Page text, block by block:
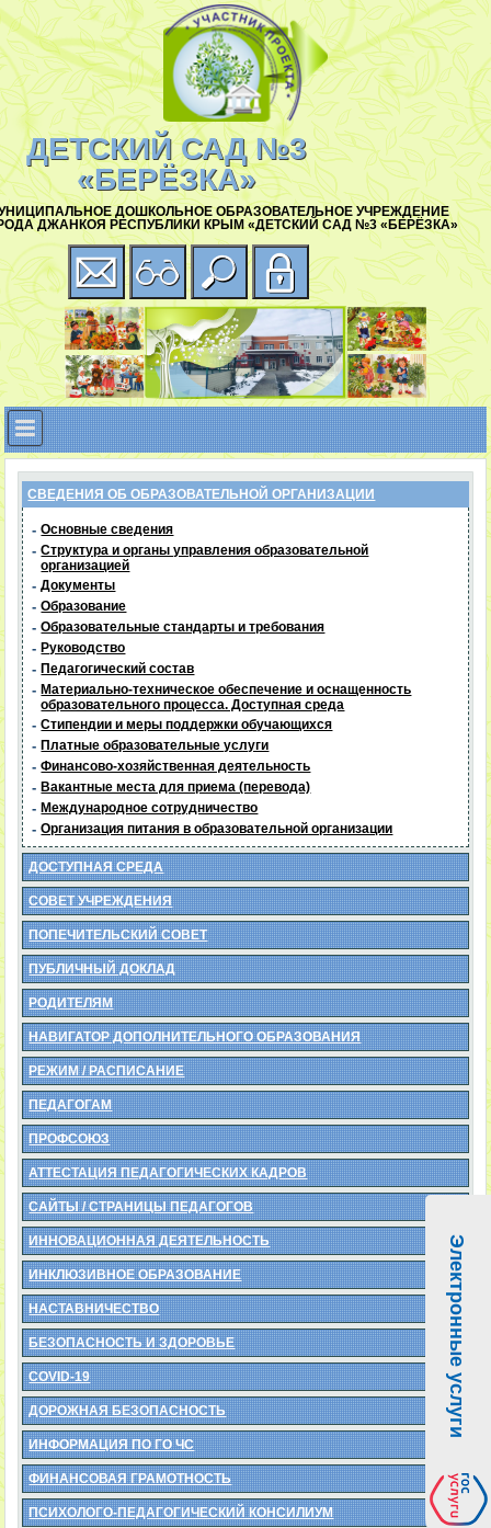
ДЕТСКИЙ САД №3
«БЕРЁЗКА»
ДОШКОЛЬНОЕ ОБРАЗОВАТЕЛЬНОЕ УЧРЕЖДЕНИЕ
ДЖАНКОЯ РЕСПУБЛИКИ КРЫМ «ДЕТСКИЙ САД №3 «БЕРЁЗКА»
СВЕДЕНИЯ ОБ ОБРАЗОВАТЕЛЬНОЙ ОРГАНИЗАЦИИ
- Основные сведения
- Структура и органы управления образовательной
организацией
- Документы
- Образование
- Образовательные стандарты и требования
- Руководство
- Педагогический состав
- Материально-техническое обеспечение и оснащенность
образовательного процесса. Доступная среда
- Стипендии и меры поддержки обучающихся
- Платные образовательные услуги
- Финансово-хозяйственная деятельность
- Вакантные места для приема (перевода)
- Международное сотрудничество
- Организация питания в образовательной организации
ДОСТУПНАЯ СРЕДА
СОВЕТ УЧРЕЖДЕНИЯ
ПОПЕЧИТЕЛЬСКИЙ СОВЕТ
ПУБЛИЧНЫЙ ДОКЛАД
РОДИТЕЛЯМ
НАВИГАТОР ДОПОЛНИТЕЛЬНОГО ОБРАЗОВАНИЯ
РЕЖИМ / РАСПИСАНИЕ
ПЕДАГОГАМ
ПРОФСОЮЗ
АТТЕСТАЦИЯ ПЕДАГОГИЧЕСКИХ КАДРОВ
САЙТЫ / СТРАНИЦЫ ПЕДАГОГОВ
ИННОВАЦИОННАЯ ДЕЯТЕЛЬНОСТЬ
ИНКЛЮЗИВНОЕ ОБРАЗОВАНИЕ
НАСТАВНИЧЕСТВО
БЕЗОПАСНОСТЬ И ЗДОРОВЬЕ
COVID-19
ДОРОЖНАЯ БЕЗОПАСНОСТЬ
ИНФОРМАЦИЯ ПО ГО ЧС
ФИНАНСОВАЯ ГРАМОТНОСТЬ
ПСИХОЛОГО-ПЕДАГОГИЧЕСКИЙ КОНСИЛИУМ
Электронные услуги